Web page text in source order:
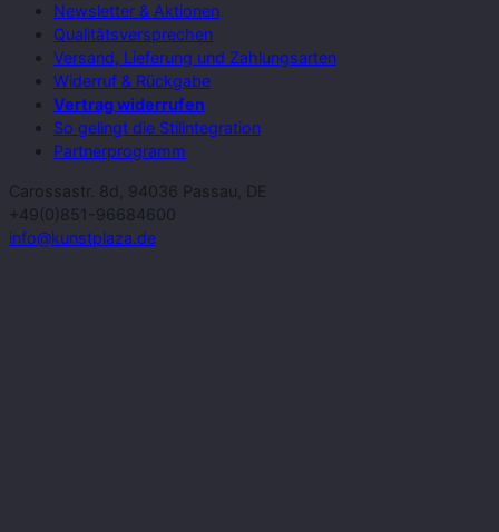
Newsletter & Aktionen
Qualitätsversprechen
Versand, Lieferung und Zahlungsarten
Widerruf & Rückgabe
Vertrag widerrufen
So gelingt die Stilintegration
Partnerprogramm
Carossastr. 8d, 94036 Passau, DE
+49(0)851-96684600
info@kunstplaza.de